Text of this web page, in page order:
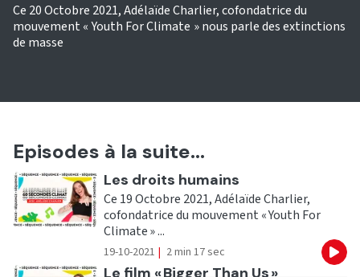
Ce 20 Octobre 2021, Adélaïde Charlier, cofondatrice du
mouvement « Youth For Climate » nous parle des extinctions
de masse
Episodes à la suite...
Ecouter
Les droits humains
Ce 19 Octobre 2021, Adélaïde Charlier,
cofondatrice du mouvement « Youth For
Climate » ...
19-10-2021 | 2 min 17 sec
Ecouter
Le film « Bigger Than Us »